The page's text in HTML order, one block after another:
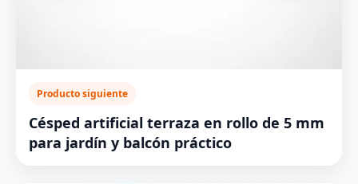
Producto siguiente
Césped artificial terraza en rollo de 5 mm
para jardín y balcón práctico